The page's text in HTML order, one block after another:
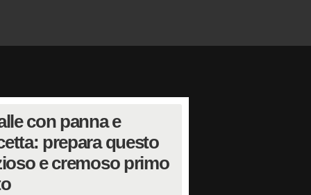
con panna e
prepara questo
e cremoso primo